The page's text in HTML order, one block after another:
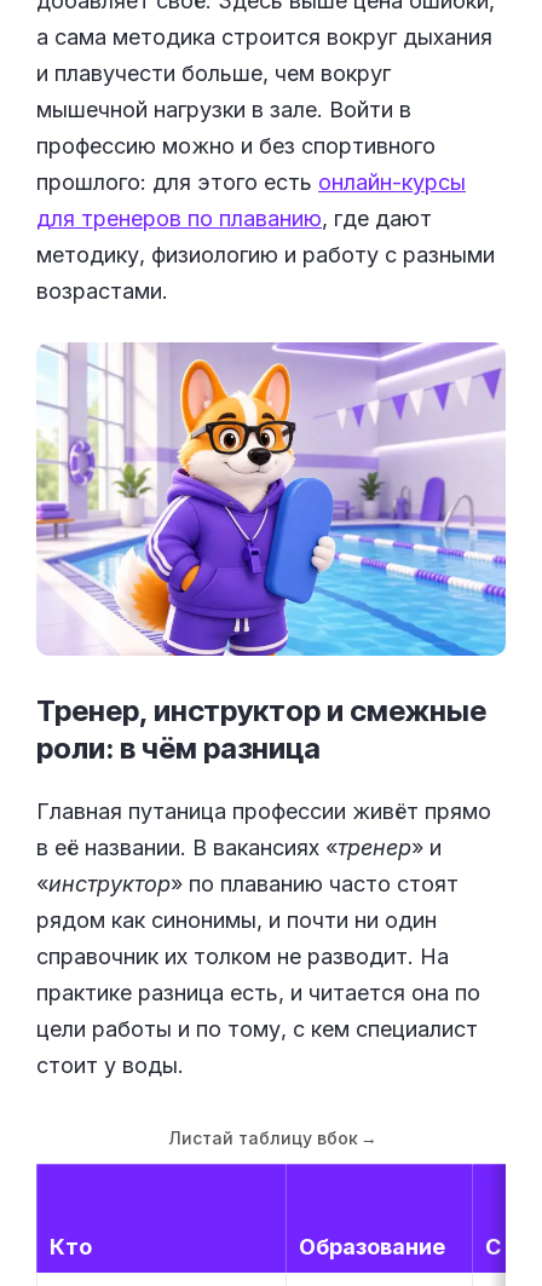
а сама методика строится вокруг дыхания
и плавучести больше, чем вокруг
мышечной нагрузки в зале. Войти в
профессию можно и без спортивного
прошлого: для этого есть онлайн-курсы
для тренеров по плаванию, где дают
методику, физиологию и работу с разными
возрастами.
Тренер, инструктор и смежные
роли: в чём разница
Главная путаница профессии живёт прямо
в её названии. В вакансиях «тренер» и
«инструктор» по плаванию часто стоят
рядом как синонимы, и почти ни один
справочник их толком не разводит. На
практике разница есть, и читается она по
цели работы и по тому, с кем специалист
стоит у воды.
Листай таблицу вбок →
Кто Образование С